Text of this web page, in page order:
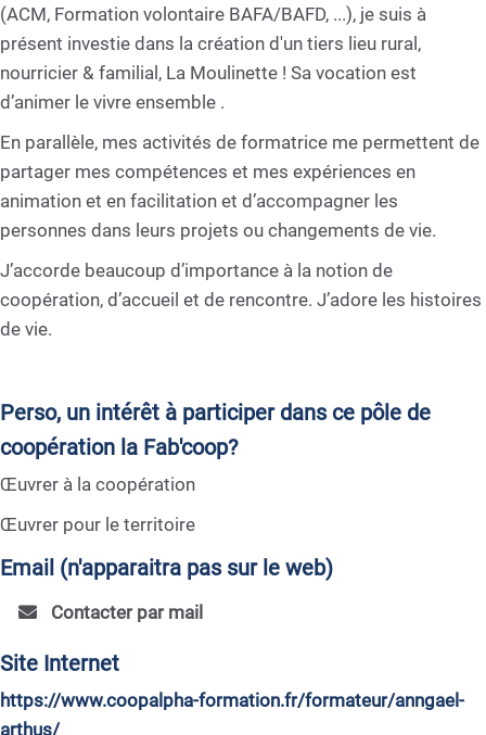
(ACM, Formation volontaire BAFA/BAFD, ...), je suis à
présent investie dans la création d'un tiers lieu rural,
nourricier & familial, La Moulinette ! Sa vocation est
d’animer le vivre ensemble .
En parallèle, mes activités de formatrice me permettent de
partager mes compétences et mes expériences en
animation et en facilitation et d’accompagner les
personnes dans leurs projets ou changements de vie.
J’accorde beaucoup d’importance à la notion de
coopération, d’accueil et de rencontre. J’adore les histoires
de vie.
Perso, un intérêt à participer dans ce pôle de
coopération la Fab'coop?
Œuvrer à la coopération
Œuvrer pour le territoire
Email (n'apparaitra pas sur le web)
Contacter par mail
Site Internet
https://www.coopalpha-formation.fr/formateur/anngael-
arthus/